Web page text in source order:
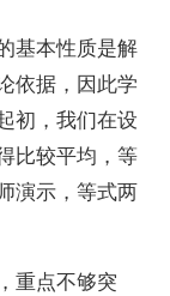
基本性质是解
依据，因此学
初，我们在设
比较平均，等
演示，等式两
重点不够突